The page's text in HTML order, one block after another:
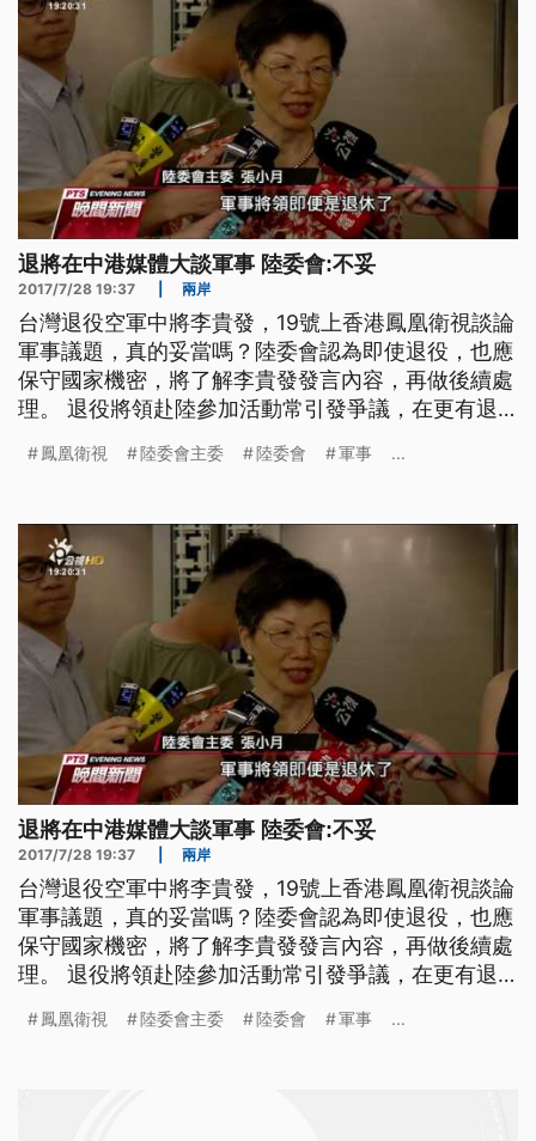
退將在中港媒體大談軍事 陸委會:不妥
2017/7/28 19:37 兩岸
台灣退役空軍中將李貴發，19號上香港鳳凰衛視談論
軍事議題，真的妥當嗎？陸委會認為即使退役，也應
保守國家機密，將了解李貴發發言內容，再做後續處
理。 退役將領赴陸參加活動常引發爭議，在更有退
席鳳凰衛視軍事節目"軍情觀察室"，近年也在中國頻
為中國大陸 他發展的中長距的火箭 精準度已經
鳳凰衛視 陸委會主委 陸委會 軍事 ...
退將在中港媒體大談軍事 陸委會:不妥
2017/7/28 19:37 兩岸
台灣退役空軍中將李貴發，19號上香港鳳凰衛視談論
軍事議題，真的妥當嗎？陸委會認為即使退役，也應
保守國家機密，將了解李貴發發言內容，再做後續處
理。 退役將領赴陸參加活動常引發爭議，在更有退
席鳳凰衛視軍事節目"軍情觀察室"，近年也在中國頻
鳳凰衛視 陸委會主委 陸委會 軍事 ...